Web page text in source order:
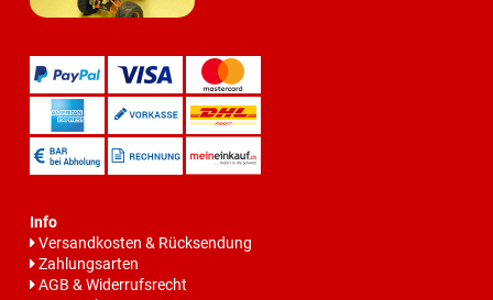
Info
Versandkosten & Rücksendung
Zahlungsarten
AGB & Widerrufsrecht